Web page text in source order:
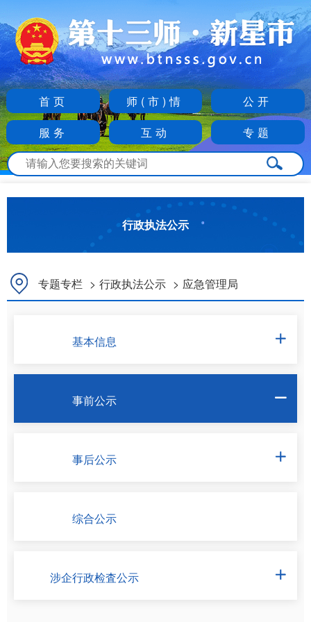
首页 师(市)情
公开
服务
互动 专题
行政执法公示
专题专栏 > 行政执法公示 > 应急管理局
基本信息 
事前公示 
事后公示 
综合公示
涉企行政检査公示 